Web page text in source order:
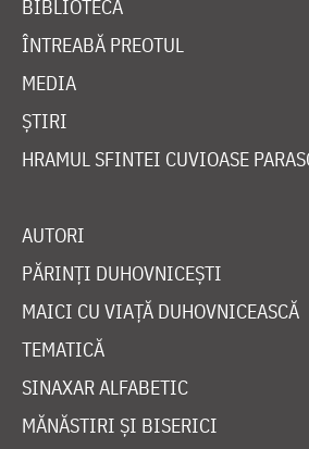
BIBLIOTECĂ
ÎNTREABĂ PREOTUL
MEDIA
ȘTIRI
HRAMUL SFINTEI CUVIOASE
AUTORI
PĂRINȚI DUHOVNICEȘTI
MAICI CU VIAȚĂ DUHOVNICEASCĂ
TEMATICĂ
SINAXAR ALFABETIC
MĂNĂSTIRI ȘI BISERICI